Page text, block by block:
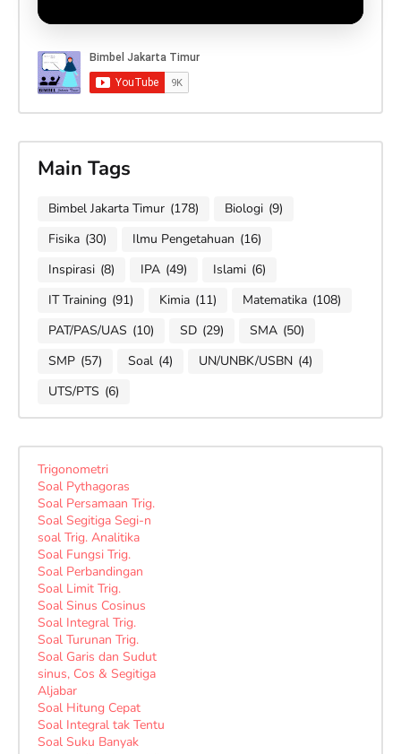
Main Tags
Bimbel Jakarta Timur (178) Biologi (9)
Fisika (30) Ilmu Pengetahuan (16)
Inspirasi (8) IPA (49) Islami (6)
IT Training (91) Kimia (11) Matematika (108)
PAT/PAS/UAS (10) SD (29) SMA (50)
SMP (57) Soal (4) UN/UNBK/USBN (4)
UTS/PTS (6)
Trigonometri
Soal Pythagoras
Soal Persamaan Trig.
Soal Segitiga Segi-n
soal Trig. Analitika
Soal Fungsi Trig.
Soal Perbandingan
Soal Limit Trig.
Soal Sinus Cosinus
Soal Integral Trig.
Soal Turunan Trig.
Soal Garis dan Sudut
sinus, Cos & Segitiga
Aljabar
Soal Hitung Cepat
Soal Integral tak Tentu
Soal Suku Banyak